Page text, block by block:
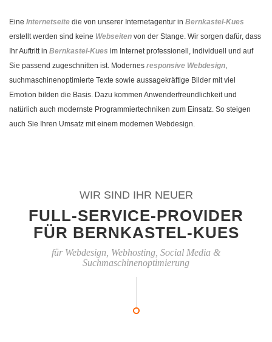
Eine Internetseite die von unserer Internetagentur in Bernkastel-Kues
erstellt werden sind keine Webseiten von der Stange. Wir sorgen dafür, dass
Ihr Auftritt in Bernkastel-Kues im Internet professionell, individuell und auf
Sie passend zugeschnitten ist. Modernes responsive Webdesign,
suchmaschinenoptimierte Texte sowie aussagekräftige Bilder mit viel
Emotion bilden die Basis. Dazu kommen Anwenderfreundlichkeit und
natürlich auch modernste Programmiertechniken zum Einsatz. So steigen
auch Sie Ihren Umsatz mit einem modernen Webdesign.
WIR SIND IHR NEUER
FULL-SERVICE-PROVIDER
FÜR BERNKASTEL-KUES
für Webdesign, Webhosting, Social Media &
Suchmaschinenoptimierung